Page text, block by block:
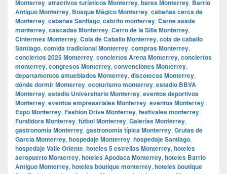
Monterrey, atractivos turísticos Monterrey, bares Monterrey, Barrio
Antiguo Monterrey, Bosque Mágico Monterrey, cabañas cerca de
Monterrey, cabañas Santiago, cabrito monterrey, Carne asada
monterrey, cascadas Monterrey, Cerro de la Silla Monterrey,
Cintermex Monterrey, Cola de Caballo Monterrey, cola de caballo
Santiago, comida tradicional Monterrey, compras Monterrey,
conciertos 2025 Monterrey, conciertos Arena Monterrey, conciertos
monterrey, congresos Monterrey, convenciones Monterrey,
departamentos amueblados Monterrey, discotecas Monterrey,
dónde dormir Monterrey, ecoturismo monterrey, estadio BBVA
Monterrey, estadio Universitario Monterrey, eventos deportivos
Monterrey, eventos empresariales Monterrey, eventos Monterrey,
Expo Monterrey, Fashion Drive Monterrey, festivales monterrey,
Fundidora Monterrey, fútbol Monterrey, Galerías Monterrey,
gastronomía Monterrey, gastronomía típica Monterrey, Grutas de
García Monterrey, hospedaje Monterrey, hospedaje Santiago,
hospedaje Valle Oriente, hoteles 5 estrellas Monterrey, hoteles
aeropuerto Monterrey, hoteles Apodaca Monterrey, hoteles Barrio
Antiguo Monterrey, hoteles boutique monterrey, hoteles boutique